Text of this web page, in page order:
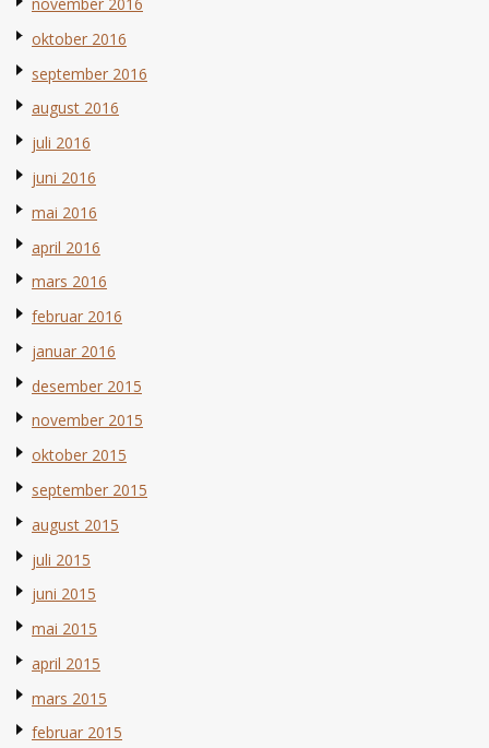
oktober 2016
september 2016
august 2016
juli 2016
juni 2016
mai 2016
april 2016
mars 2016
februar 2016
januar 2016
desember 2015
november 2015
oktober 2015
september 2015
august 2015
juli 2015
juni 2015
mai 2015
april 2015
mars 2015
februar 2015